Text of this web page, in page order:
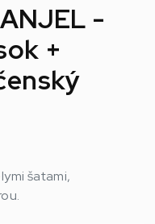
-
+
šatami,